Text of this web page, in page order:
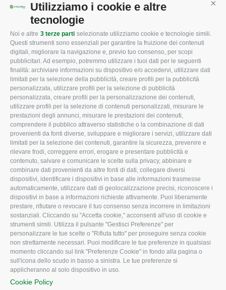
Utilizziamo i cookie e altre
tecnologie
Noi e altre 3 terze parti selezionate utilizziamo cookie e tecnologie simili.
Questi strumenti sono essenziali per garantire la fruizione dei contenuti
digitali, migliorare la navigazione e, previo tuo consenso, per scopi
pubblicitari. Ad esempio, potremmo utilizzare i tuoi dati per le seguenti
finalità: archiviare informazioni su dispositivo e/o accedervi, utilizzare dati
limitati per la selezione della pubblicità, creare profili per la pubblicità
personalizzata, utilizzare profili per la selezione di pubblicità
personalizzata, creare profili per la personalizzazione dei contenuti,
utilizzare profili per la selezione di contenuti personalizzati, misurare le
prestazioni degli annunci, misurare le prestazioni dei contenuti,
comprendere il pubblico attraverso statistiche o la combinazione di dati
provenienti da fonti diverse, sviluppare e migliorare i servizi, utilizzare dati
limitati per la selezione dei contenuti, garantire la sicurezza, prevenire e
rilevare frodi, correggere errori, erogare e presentare pubblicità e
contenuto, salvare e comunicare le scelte sulla privacy, abbinare e
combinare dati provenienti da altre fonti di dati, collegare diversi
dispositivi, identificare i dispositivi in base alle informazioni trasmesse
automaticamente, utilizzare dati di geolocalizzazione precisi, riconoscere i
dispositivi in base a informazioni richieste attivamente. Puoi liberamente
prestare, rifiutare o revocare il tuo consenso senza incorrere in limitazioni
sostanziali. Cliccando su "Accetta cookie," acconsenti all'uso di cookie e
strumenti simili. Utilizza il pulsante "Gestisci Preferenze" per
personalizzare le tue scelte o "Rifiuta tutto" per proseguire senza cookie
non strettamente necessari. Puoi modificare le tue preferenze in qualsiasi
momento cliccando sul link "Preferenze Cookie" in fondo alla pagina o
sull'icona dello scudo in basso a sinistra. Le tue preferenze si
applicheranno al solo dispositivo in uso.
Cookie Policy
CONFAGRICOLTURA
ROVIGO
L'Associazione
Missione e Progetto
Organigramma aziendale
I Nostri Servizi
Uffici della Sede
provinciale
Le Sedi di Zona
Agricoltori S.r.l.
Whistleblowing
Confagricoltura Rovigo e
Agricoltori srl
CONFAGRICOLTURA
INFORMA
Tecnico
Fiscale
Lavoro
Ambiente
Associazione
CONFAGRICOLTURA
ATTIVA
Notizie in evidenza
Eventi
Comunicati Stampa
Video
Iscrizione Newsletter
Newsletter